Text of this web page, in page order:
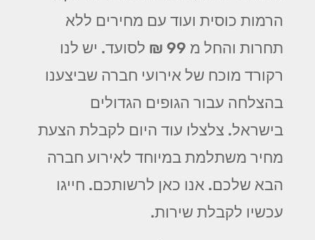
הרמות כוסית ועוד עם מחירים ללא
תחרות והחל מ 99 ₪ לסועד. יש לנו
רקורד מוכח של אירועי חברה שביצענו
בהצלחה עבור הגופים הגדולים
בישראל. צלצלו עוד היום לקבלת הצעת
מחיר משתלמת במיוחד לאירוע חברה
הבא שלכם. אנו כאן לרשותכם. חייגו
עכשיו לקבלת שירות.